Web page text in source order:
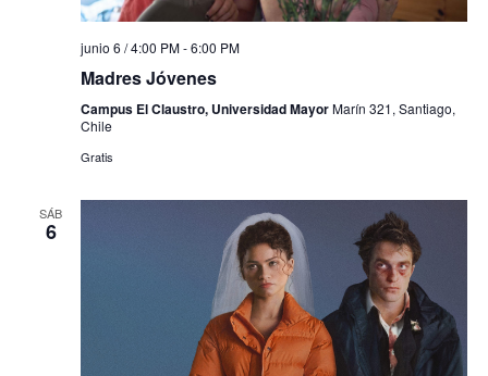
junio 6 / 4:00 PM-6:00 PM
Madres Jóvenes
Campus El Claustro, Universidad MayorMarín 321, Santiago,
Chile
Gratis
SÁB
6